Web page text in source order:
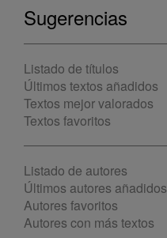
Sugerencias
Listado de títulos
Últimos textos añadidos
Textos mejor valorados
Textos favoritos
Listado de autores
Últimos autores añadidos
Autores favoritos
Autores con más textos